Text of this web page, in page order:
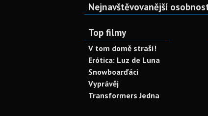
Nejnavštěvovanější
Top filmy
V tom domě straší!
Erótica: Luz de Luna
Snowboarďáci
Vyprávěj
Transformers Jedna